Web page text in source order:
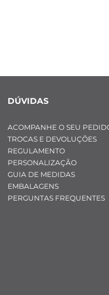
- Posição do
DÚVIDAS
ACOMPANHE O SEU
TROCAS E DEVOLUÇÕES
REGULAMENTO
PERSONALIZAÇÃO
GUIA DE MEDIDAS
EMBALAGENS
PERGUNTAS FREQUENTES